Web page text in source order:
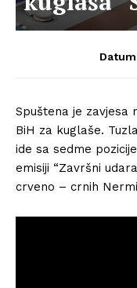
Spuštena je zavjesa
BiH za kuglaše.
ide sa sedme
emisiji “Završni
crveno – crnih